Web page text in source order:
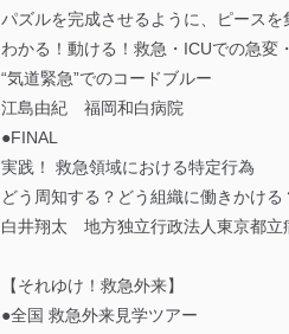
パズルを完成させるように、ピースを
わかる！動ける！救急・ICUでの急変
“気道緊急”でのコードブルー
江島由紀 福岡和白病院
●FINAL
実践！ 救急領域における特定行為
どう周知する？どう組織に働きかけ
白井翔太 地方独立行政法人東京都立
【それゆけ！救急外来】
●全国 救急外来見学ツアー